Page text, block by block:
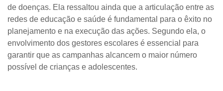
de doenças. Ela ressaltou ainda que a articulação entre as
redes de educação e saúde é fundamental para o êxito no
planejamento e na execução das ações. Segundo ela, o
envolvimento dos gestores escolares é essencial para
garantir que as campanhas alcancem o maior número
possível de crianças e adolescentes.